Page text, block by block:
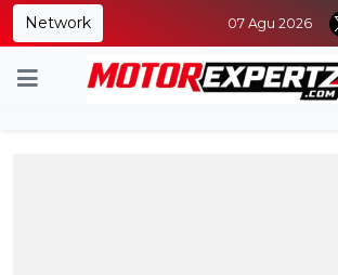
Network 07 Agu 2026